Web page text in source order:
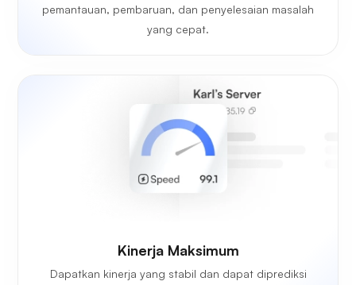
pemantauan, pembaruan, dan penyelesaian masalah
yang cepat.
Kinerja Maksimum
Dapatkan kinerja yang stabil dan dapat diprediksi